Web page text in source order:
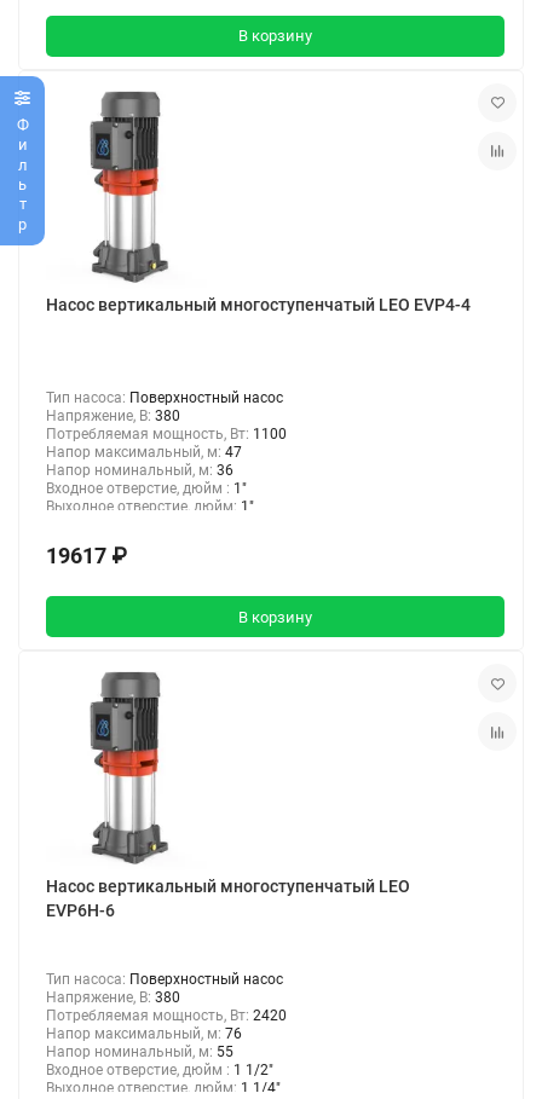
Фильтр
В корзину
Насос вертикальный многоступенчатый LEO EVP4-4
Тип насоса: Поверхностный насос
Напряжение, В: 380
Потребляемая мощность, Вт: 1100
Напор максимальный, м: 47
Напор номинальный, м: 36
Входное отверстие, дюйм : 1"
Выходное отверстие, дюйм: 1"
19617 ₽
В корзину
Насос вертикальный многоступенчатый LEO
EVP6Н-6
Тип насоса: Поверхностный насос
Напряжение, В: 380
Потребляемая мощность, Вт: 2420
Напор максимальный, м: 76
Напор номинальный, м: 55
Входное отверстие, дюйм : 1 1/2"
Выходное отверстие, дюйм: 1 1/4"